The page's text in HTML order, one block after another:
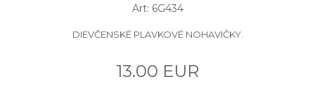
Art: 6G434
DIEVČENSKÉ PLAVKOVÉ NOHAVIČKY.
13.00 EUR